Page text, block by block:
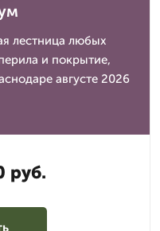
лестница любых
и покрытие,
августе 2026
руб.